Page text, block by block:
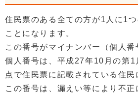
住民票のある全ての方が1人に1
ことになります。
この番号がマイナンバー（個人番
個人番号は、平成27年10月の第1
点で住民票に記載されている住民
この番号は、漏えい等により不